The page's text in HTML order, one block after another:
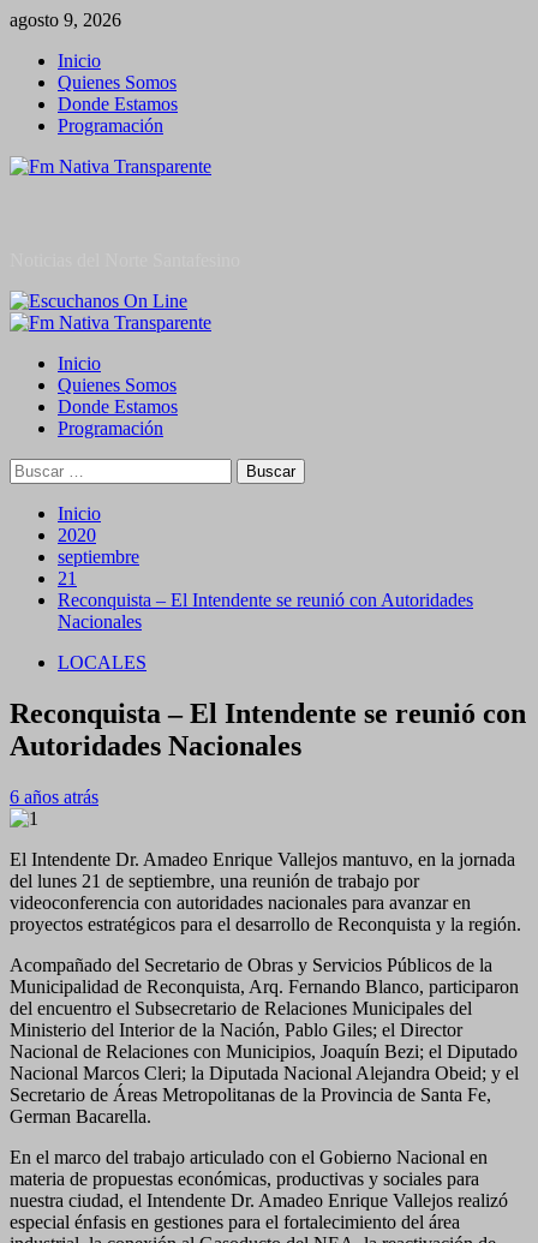
Saltar
contenido
agosto 9, 2026
Inicio
Quienes Somos
Donde Estamos
Programación
Menú
Inicio
Quienes Somos
Donde Estamos
Programación
Buscar:
Inicio
2020
septiembre
21
Reconquista – El Intendente se reunió con Autoridades
Nacionales
LOCALES
Reconquista – El Intendente se reunió con
Autoridades Nacionales
6 años atrás
El Intendente Dr. Amadeo Enrique Vallejos mantuvo, en la jornada
del lunes 21 de septiembre, una reunión de trabajo por
videoconferencia con autoridades nacionales para avanzar en
proyectos estratégicos para el desarrollo de Reconquista y la región.
Acompañado del Secretario de Obras y Servicios Públicos de la
Municipalidad de Reconquista, Arq. Fernando Blanco, participaron
del encuentro el Subsecretario de Relaciones Municipales del
Ministerio del Interior de la Nación, Pablo Giles; el Director
Nacional de Relaciones con Municipios, Joaquín Bezi; el Diputado
Nacional Marcos Cleri; la Diputada Nacional Alejandra Obeid; y el
Secretario de Áreas Metropolitanas de la Provincia de Santa Fe,
German Bacarella.
En el marco del trabajo articulado con el Gobierno Nacional en
materia de propuestas económicas, productivas y sociales para
nuestra ciudad, el Intendente Dr. Amadeo Enrique Vallejos realizó
especial énfasis en gestiones para el fortalecimiento del área